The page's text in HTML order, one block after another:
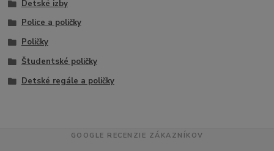
Detské izby
Police a poličky
Poličky
Študentské poličky
Detské regále a poličky
GOOGLE RECENZIE ZÁKAZNÍKOV